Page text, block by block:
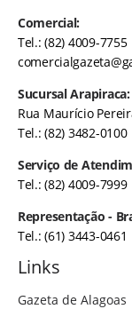
Comercial:
Tel.: (82) 4009-7755
Sucursal Arapiraca:
Rua Maurício
Tel.: (82) 3482-0100
Serviço de
Tel.: (82) 4009-7999
Representação -
Tel.: (61) 3443-0461
Links
Gazeta de Alagoas